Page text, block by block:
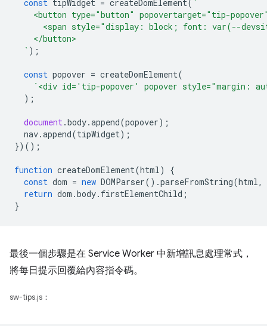
const tipWidget = createDomElement( `
<button type="button" popovertarget="tip-
<span style="display: block; font: var(--
    </button>
  `
);
const popover = createDomElement(
`<div id='tip-popover' popover style="margin:
);
document.body.append(popover);
nav.append(tipWidget);
})();
function createDomElement(html)
{
const dom = new DOMParser().parseFromString(html,
return dom .body. firstElementChild ;
}
最後一個步驟是在 Service Worker 中新增訊息處理常式，
將每日提示回覆給內容指令碼。
sw-tips.js：